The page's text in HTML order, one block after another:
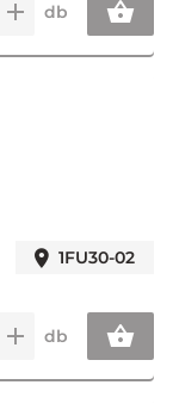
db
1FU30-02
db